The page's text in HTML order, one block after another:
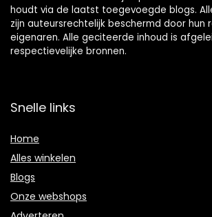
houdt via de laatst toegevoegde blogs.
zijn auteursrechtelijk beschermd door hun
eigenaren. Alle geciteerde inhoud is
respectievelijke bronnen.
Snelle links
Home
Alles winkelen
Blogs
Onze webshops